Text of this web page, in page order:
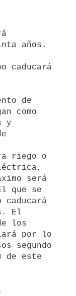
años.
como
que se
El
por lo
de este